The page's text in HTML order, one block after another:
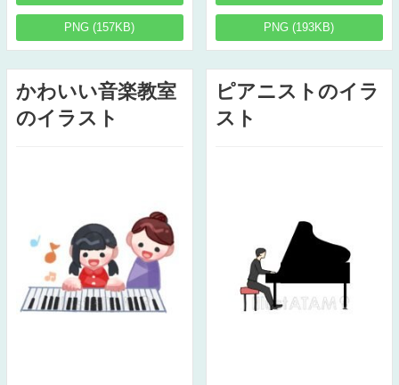
PNG (157KB) PNG (193KB)
かわいい音楽教室
のイラスト
ピアニストのイラ
スト